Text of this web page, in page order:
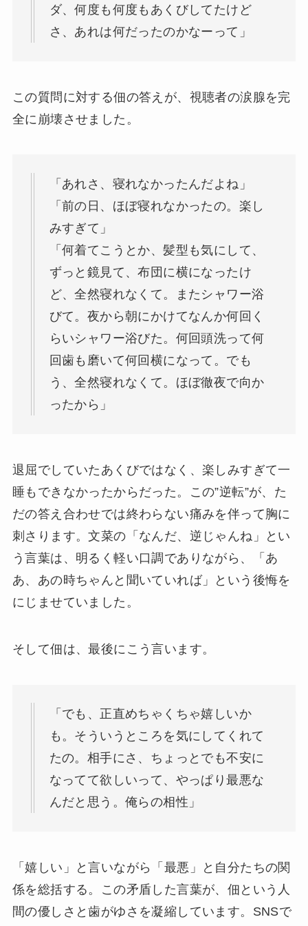
ダ、何度も何度もあくびしてたけど
さ、あれは何だったのかなーって」
この質問に対する佃の答えが、視聴者の涙腺を完
全に崩壊させました。
「あれさ、寝れなかったんだよね」
「前の日、ほぼ寝れなかったの。楽し
みすぎて」
「何着てこうとか、髪型も気にして、
ずっと鏡見て、布団に横になったけ
ど、全然寝れなくて。またシャワー浴
びて。夜から朝にかけてなんか何回く
らいシャワー浴びた。何回頭洗って何
回歯も磨いて何回横になって。でも
う、全然寝れなくて。ほぼ徹夜で向か
ったから」
退屈でしていたあくびではなく、楽しみすぎて一
睡もできなかったからだった。この”逆転”が、た
だの答え合わせでは終わらない痛みを伴って胸に
刺さります。文菜の「なんだ、逆じゃんね」とい
う言葉は、明るく軽い口調でありながら、「あ
あ、あの時ちゃんと聞いていれば」という後悔を
にじませていました。
そして佃は、最後にこう言います。
「でも、正直めちゃくちゃ嬉しいか
も。そういうところを気にしてくれて
たの。相手にさ、ちょっとでも不安に
なってて欲しいって、やっぱり最悪な
んだと思う。俺らの相性」
「嬉しい」と言いながら「最悪」と自分たちの関
係を総括する。この矛盾した言葉が、佃という人
間の優しさと歯がゆさを凝縮しています。SNSで